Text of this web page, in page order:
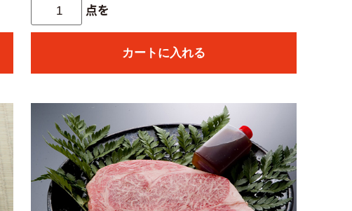
点を
カートに入れる